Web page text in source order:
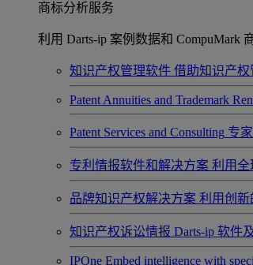
商标分析服务
利用 Darts-ip 案例数据和 CompuMark
知识产权管理软件 借助知识产
Patent Annuities and Trademark
Patent Services and Consulting 专
专利情报软件和解决方案 利用全
品牌知识产权解决方案 利用创新
知识产权诉讼情报 Darts-ip 软件
IPOne Embed intelligence with